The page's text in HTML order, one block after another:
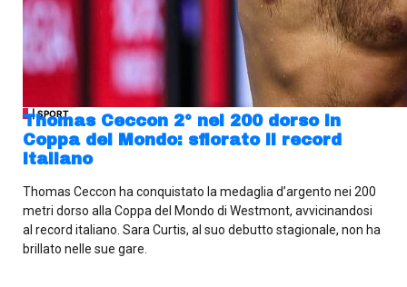
| SPORT
Thomas Ceccon 2° nei 200 dorso in
Coppa del Mondo: sfiorato il record
italiano
Thomas Ceccon ha conquistato la medaglia d’argento nei 200
metri dorso alla Coppa del Mondo di Westmont, avvicinandosi
al record italiano. Sara Curtis, al suo debutto stagionale, non ha
brillato nelle sue gare.